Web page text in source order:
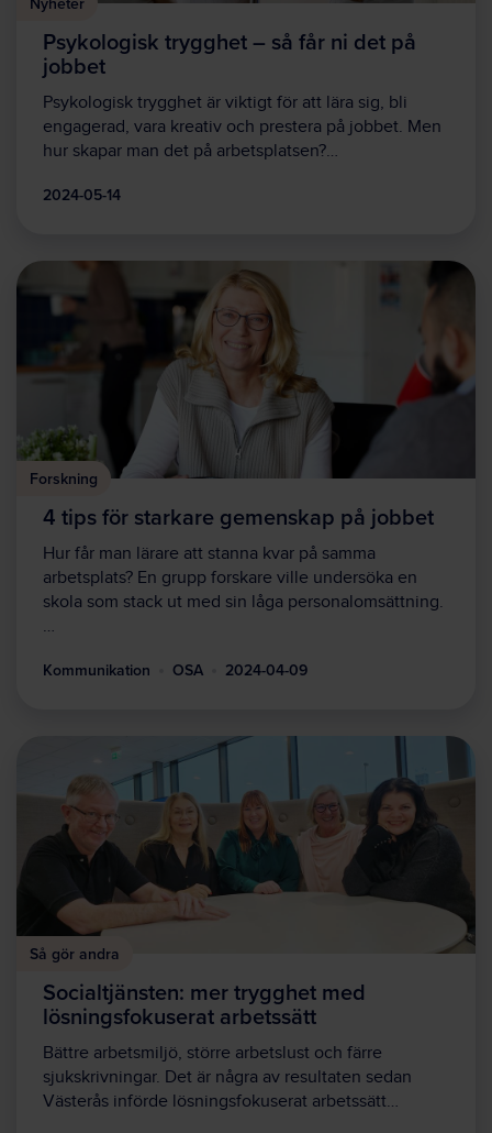
Psykologisk trygghet – så får ni det på
jobbet
Psykologisk trygghet är viktigt för att lära sig, bli
engagerad, vara kreativ och prestera på jobbet. Men
hur skapar man det på arbetsplatsen?…
2024-05-14
Forskning
4 tips för starkare gemenskap på jobbet
Hur får man lärare att stanna kvar på samma
arbetsplats? En grupp forskare ville undersöka en
skola som stack ut med sin låga personalomsättning.
…
Kommunikation OSA 2024-04-09
Så gör andra
Socialtjänsten: mer trygghet med
lösningsfokuserat arbetssätt
Bättre arbetsmiljö, större arbetslust och färre
sjukskrivningar. Det är några av resultaten sedan
Västerås införde lösningsfokuserat arbetssätt…